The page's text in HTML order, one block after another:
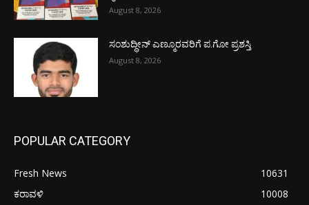
August 8, 2026
ಸಂಶುದ್ಧೀನ್ ಎಣ್ಮೂರವರಿಗೆ ಪ.ಗೋ ಪ್ರಶಸ್ತಿ
August 8, 2026
POPULAR CATEGORY
Fresh News
10631
ಕರಾವಳಿ
10008